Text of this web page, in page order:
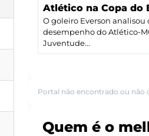
Atlético na Copa do
O goleiro Everson analisou
desempenho do Atlético-
Juventude...
Portal não encontrado ou não
Quem é o